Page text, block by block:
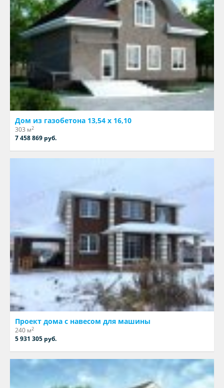
Дом из газобетона 13,54 х 16,10
303 м2
7 458 869 руб.
Проект дома с навесом для машины
240 м2
5 931 305 руб.